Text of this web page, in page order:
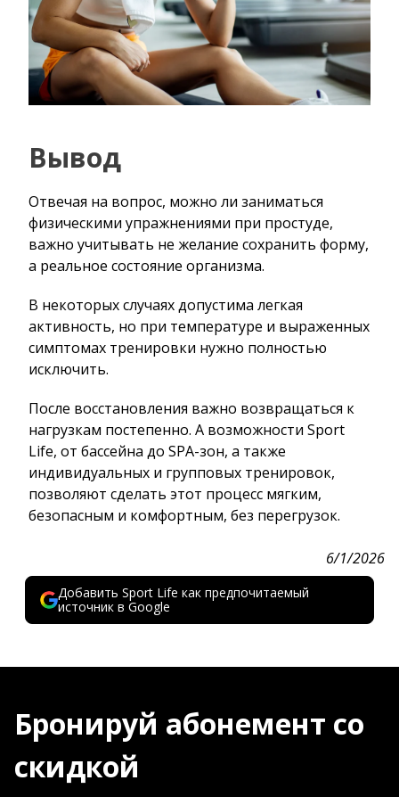
Вывод
Отвечая на вопрос, можно ли заниматься
физическими упражнениями при простуде,
важно учитывать не желание сохранить форму,
а реальное состояние организма.
В некоторых случаях допустима легкая
активность, но при температуре и выраженных
симптомах тренировки нужно полностью
исключить.
После восстановления важно возвращаться к
нагрузкам постепенно. А возможности Sport
Life, от бассейна до SPA-зон, а также
индивидуальных и групповых тренировок,
позволяют сделать этот процесс мягким,
безопасным и комфортным, без перегрузок.
6/1/2026
Добавить Sport Life как предпочитаемый
источник в Google
Бронируй абонемент со
скидкой